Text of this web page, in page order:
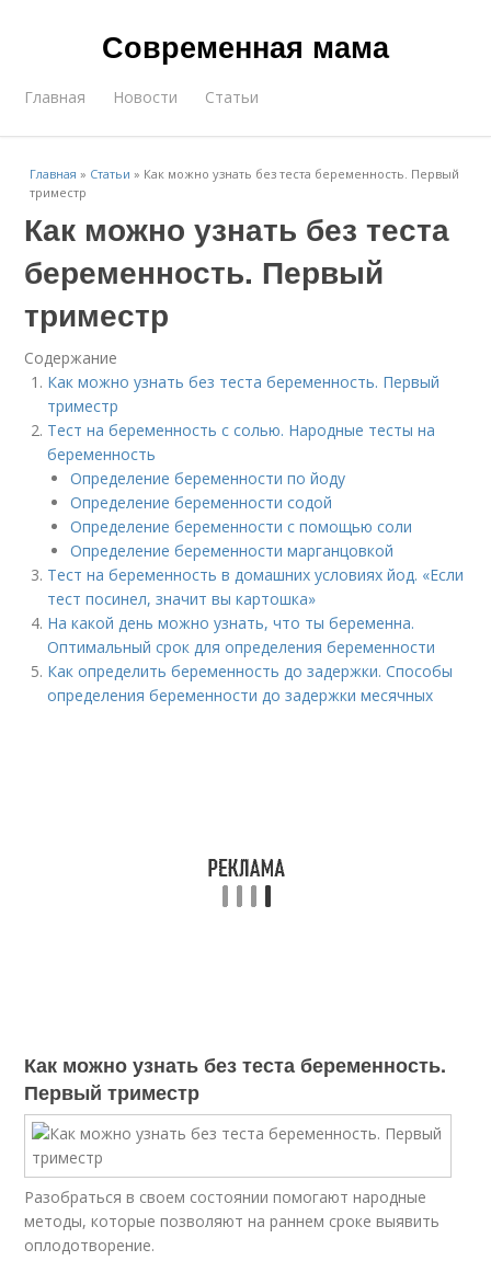
Современная мама
Главная Новости Статьи
Главная » Статьи » Как можно узнать без теста беременность. Первый
триместр
Как можно узнать без теста
беременность. Первый
триместр
Содержание
Как можно узнать без теста беременность. Первый
триместр
Тест на беременность с солью. Народные тесты на
беременность
Определение беременности по йоду
Определение беременности содой
Определение беременности с помощью соли
Определение беременности марганцовкой
Тест на беременность в домашних условиях йод. «Если
тест посинел, значит вы картошка»
На какой день можно узнать, что ты беременна.
Оптимальный срок для определения беременности
Как определить беременность до задержки. Способы
определения беременности до задержки месячных
Как можно узнать без теста беременность.
Первый триместр
Разобраться в своем состоянии помогают народные
методы, которые позволяют на раннем сроке выявить
оплодотворение.